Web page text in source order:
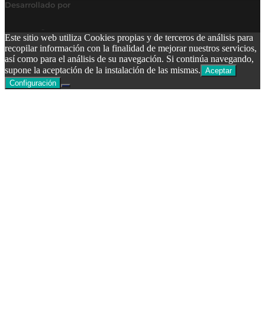
Desarrollado por
Este sitio web utiliza Cookies propias y de terceros de análisis para
recopilar información con la finalidad de mejorar nuestros servicios,
así como para el análisis de su navegación. Si continúa navegando,
supone la aceptación de la instalación de las mismas. Aceptar
Configuración